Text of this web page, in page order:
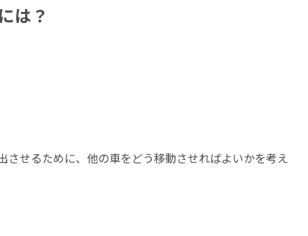
は？
させるために、他の車をどう移動させればよいかを考え